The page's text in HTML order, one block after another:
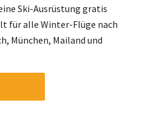
Ski-Ausrüstung gratis
für alle Winter-Flüge nach
München, Mailand und